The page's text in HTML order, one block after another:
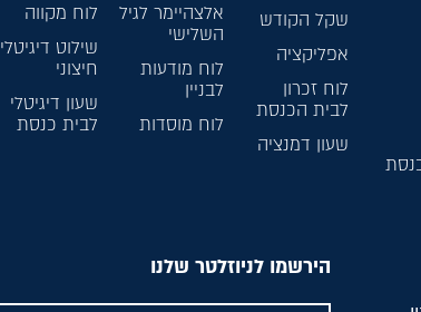
שקל הקודש
אפליקציה
לוח זכרון
לבית הכנסת
שעון דמנציה
אלצהיימר לגיל
השלישי
לוח מודעות
לבניין
לוח מוסדות
לוח מקווה
שילוט דיגיטלי
חיצוני
שעון דיגיטלי
לבית כנסת
הירשמו לניוזלטר שלנו